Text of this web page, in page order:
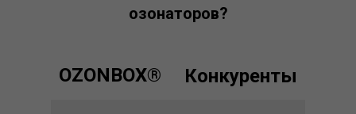
озонаторов?
OZONBOX® Конкуренты